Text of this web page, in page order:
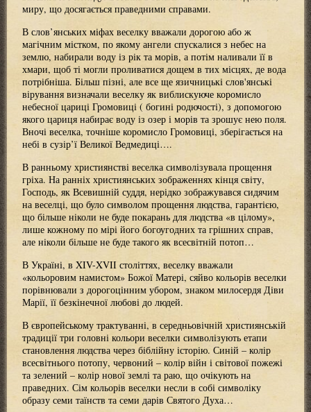
миру, що досягається праведними справами.
В слов’янських міфах веселку вважали дорогою або ж
магічним містком, по якому ангели спускалися з небес на
землю, набирали воду із рік та морів, а потім наливали її в
хмари, щоб ті могли проливатися дощем в тих місцях, де вода
потрібніша. Більш пізні, але все ще язичницькі слов'янські
вірування визначали веселку як виблискуюче коромисло
небесної цариці Громовиці ( богині родючості), з допомогою
якого цариця набирає воду із озер і морів та зрошує нею поля.
Вночі веселка, точніше коромисло Громовиці, зберігається на
небі в сузір’ї Великої Ведмедиці….
В ранньому християнстві веселка символізувала прощення
гріха. На ранніх християнських зображеннях кінця світу,
Господь, як Всевишній суддя, нерідко зображувався сидячим
на веселці, що було символом прощення людства, гарантією,
що більше ніколи не буде покарань для людства «в цілому»,
лише кожному по мірі його богоугодних та грішних справ,
але ніколи більше не буде такого як всесвітній потоп…
В Україні, в XIV-XVII століттях, веселку вважали
«кольоровим намистом» Божої Матері, сяйво кольорів веселки
порівнювали з дорогоцінним убором, знаком милосердя Діви
Марії, її безкінечної любові до людей.
В європейському трактуванні, в середньовічній християнській
традиції три головні кольори веселки символізують етапи
становлення людства через біблійну історію. Синій – колір
всесвітнього потопу, червоний – колір війн і світової пожежі
та зелений – колір нової землі та раю, що очікують на
праведних. Сім кольорів веселки несли в собі символіку
образу семи таїнств та семи дарів Святого Духа…